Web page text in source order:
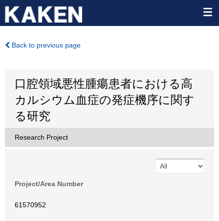
Back to previous page
口腔領域悪性腫瘍患者における高
カルシウム血症の発症機序に関す
る研究
Research Project
Project/Area Number
61570952